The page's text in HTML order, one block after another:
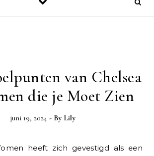
van Chelsea
die je Moet Zien
juni 19, 2024 - By Lily